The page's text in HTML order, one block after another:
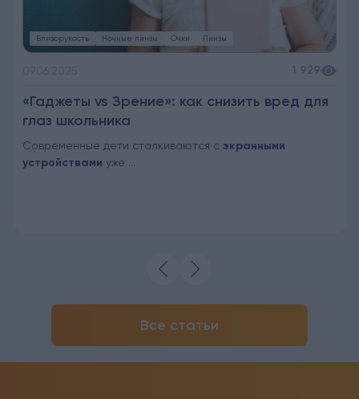
Близорукость Ночные линзы Очки Линзы
1 929
«Гаджеты vs Зрение»: как снизить вред для
глаз школьника
Современные дети сталкиваются с экранными
устройствами уже ...
Все статьи